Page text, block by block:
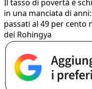
Il tasso di povertà è
in una manciata di
passati al 49 per cento
dei Rohingya